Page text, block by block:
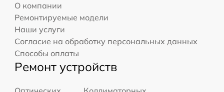
О компании
Ремонтируемые модели
Наши услуги
Согласие на обработку персональных данных
Способы оплаты
Ремонт устройств